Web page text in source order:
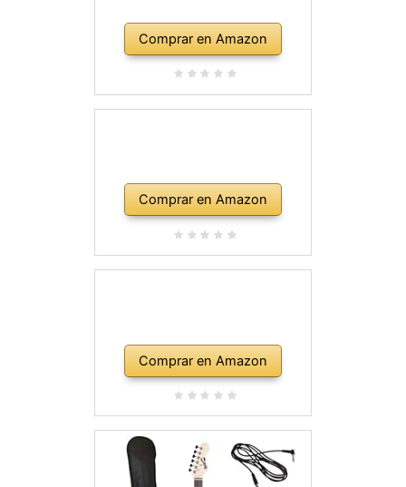
Comprar en Amazon
Comprar en Amazon
Comprar en Amazon